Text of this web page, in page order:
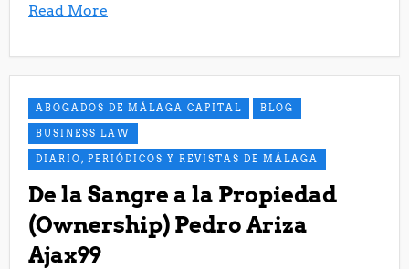
Read More
ABOGADOS DE MÁLAGA CAPITAL BLOG
BUSINESS LAW
DIARIO, PERIÓDICOS Y REVISTAS DE MÁLAGA
De la Sangre a la Propiedad
(Ownership) Pedro Ariza
Ajax99